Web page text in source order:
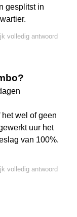
gesplitst in
volledig antwoord
wel of geen
uur het
van 100%.
volledig antwoord